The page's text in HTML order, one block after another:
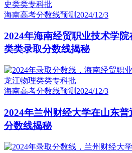
海南高考分数线预测 2024/12/3
2024年海南经贸职业技术学
类类录取分数线揭秘
海南高考分数线预测 2024/12/3
2024年兰州财经大学在山东
分数线揭秘